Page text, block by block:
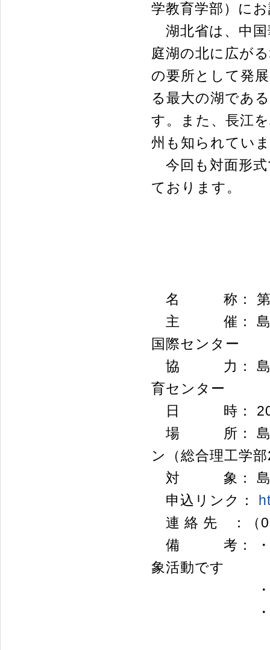
学教育学部）に
湖北省は、中国
庭湖の北に広が
の要所として発
る最大の湖であ
す。また、長江
州も知られてい
今回も対面形式
ております。
名 称： 第14
主 催： 島根
国際センター
協 力： 島根
育センター
日 時： 2023
場 所： 島根
ン（総合理工学
対 象： 島根
申込リンク：
連 絡 先 ：（
備 考： ・こ
象活動です
・参加者に
・感染症対